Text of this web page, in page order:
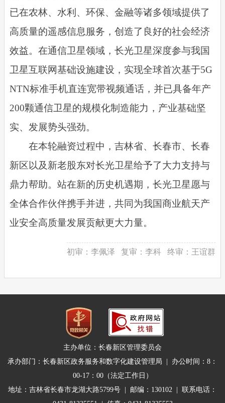
已在农林、水利、环保、金融等诸多领域提供了
高质量的遥感信息服务，创造了良好的社会经济
效益。在通信卫星领域，长光卫星深度参与我国
卫星互联网基础设施建设，实现全球首次基于5G
NTN标准手机直连宽带视频通话，并已具备年产
200颗通信卫星的规模化制造能力，产业基础坚
实、发展势头强劲。
在本轮融资过程中，吉林省、长春市、长春
新区以及新老股东对长光卫星给予了大力支持与
鼎力帮助。站在新的历史机遇期，长光卫星愿与
全体合作伙伴携手并进，共同为我国商业航天产
业安全高质量发展贡献更大力量。
初审： 李佩泽 复审： 李科 终审： 王谊群
主办单位：长春新区管理委员会
承办部门：长春新区政务服务和数字化建设管理局 | 办公时间：8：
00-17：00（法定工作日）
地址：吉林省长春市龙湖大路5799号 | 邮编：130102 | 联系电话：